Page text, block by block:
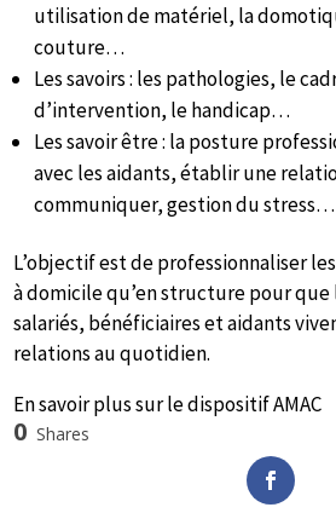
utilisation de matériel, la
couture…
Les savoirs : les pathologies, le
d’intervention, le handicap…
Les savoir être : la posture
avec les aidants, établir une
communiquer, gestion du stress…
L’objectif est de professionnaliser
à domicile qu’en structure pour
salariés, bénéficiaires et aidants
relations au quotidien.
En savoir plus sur le dispositif AMAC
0 Shares